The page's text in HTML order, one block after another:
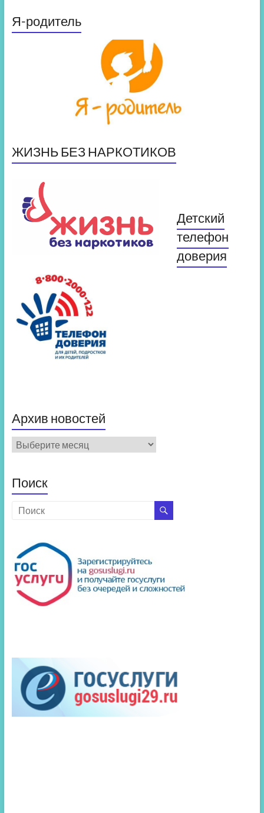
Я-родитель
ЖИЗНЬ БЕЗ НАРКОТИКОВ
Детский
телефон
доверия
Архив новостей
Архив
новостей
Поиск